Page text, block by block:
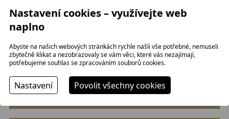
Pěvecký spolek Záboj Pelhřimov
Sbormistr Petr Žák:
kontaktní informace
Facebook
Nastavení cookies – využívejte web
naplno
Abyste na našich webových stránkách rychle našli vše potřebné, nemuseli
zbytečně klikat a nezobrazovaly se vám věci, které vás nezajímají,
potřebujeme souhlas se zpracováním souborů cookies.
Nastavení Povolit všechny cookies